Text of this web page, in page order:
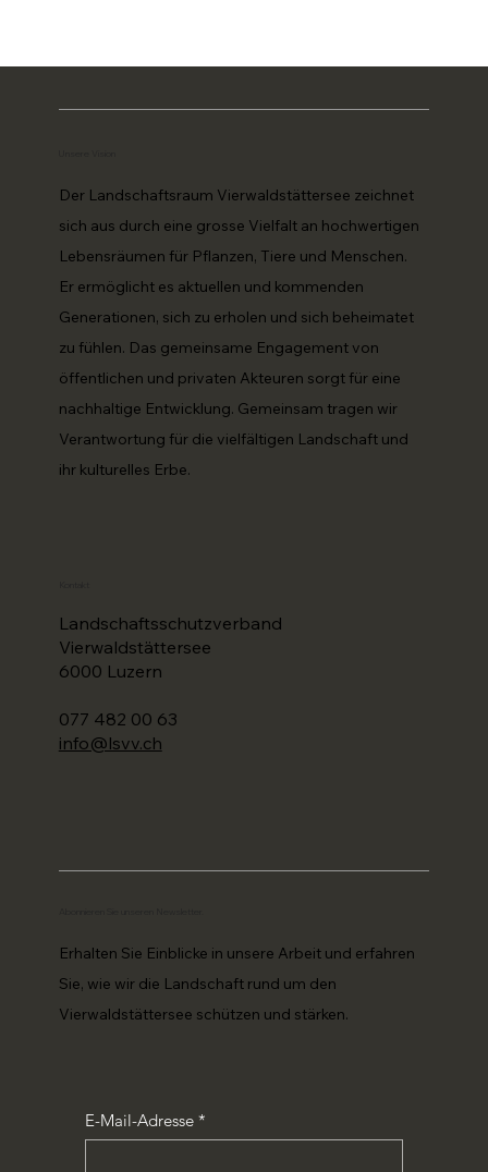
Der Landschaftsraum Vierwaldstättersee zeichnet
sich aus durch eine grosse Vielfalt an hochwertigen
Lebensräumen für Pflanzen, Tiere und Menschen.
Er ermöglicht es aktuellen und kommenden
Generationen, sich zu erholen und sich beheimatet
zu fühlen. Das gemeinsame Engagement von
öffentlichen und privaten Akteuren sorgt für eine
nachhaltige Entwicklung. Gemeinsam tragen wir
Verantwortung für die vielfältigen Landschaft und
ihr kulturelles Erbe.
Landschaftsschutzverband
Vierwaldstättersee
6000 Luzern
077 482 00 63
info@lsvv.ch
Erhalten Sie Einblicke in unsere Arbeit und erfahren
Sie, wie wir die Landschaft rund um den
Vierwaldstättersee schützen und stärken.
E-Mail-Adresse *